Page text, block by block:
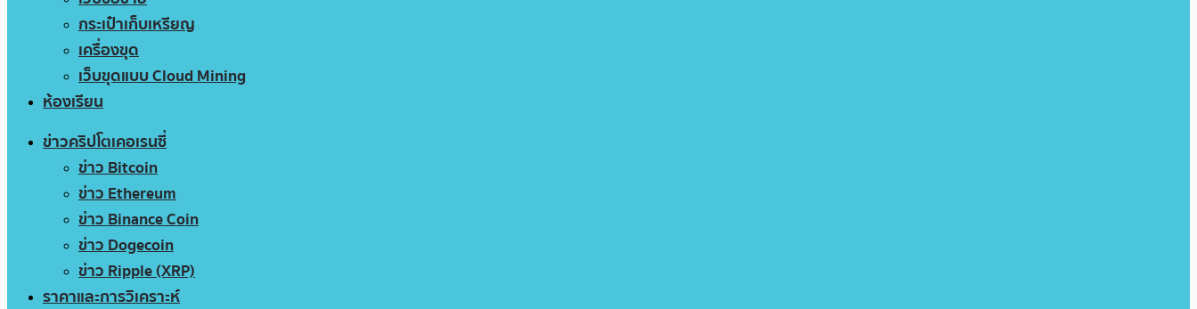
กระเป๋าเก็บเหรียญ
เครื่องขุด
เว็บขุดแบบ Cloud Mining
ห้องเรียน
ข่าวคริปโตเคอเรนซี่
ข่าว Bitcoin
ข่าว Ethereum
ข่าว Binance Coin
ข่าว Dogecoin
ข่าว Ripple (XRP)
ราคาและการวิเคราะห์